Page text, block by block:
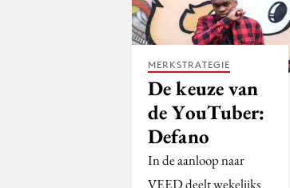
MERKSTRATEGIE
De keuze van
de YouTuber:
Defano
In de aanloop naar
VEED deelt wekelijks